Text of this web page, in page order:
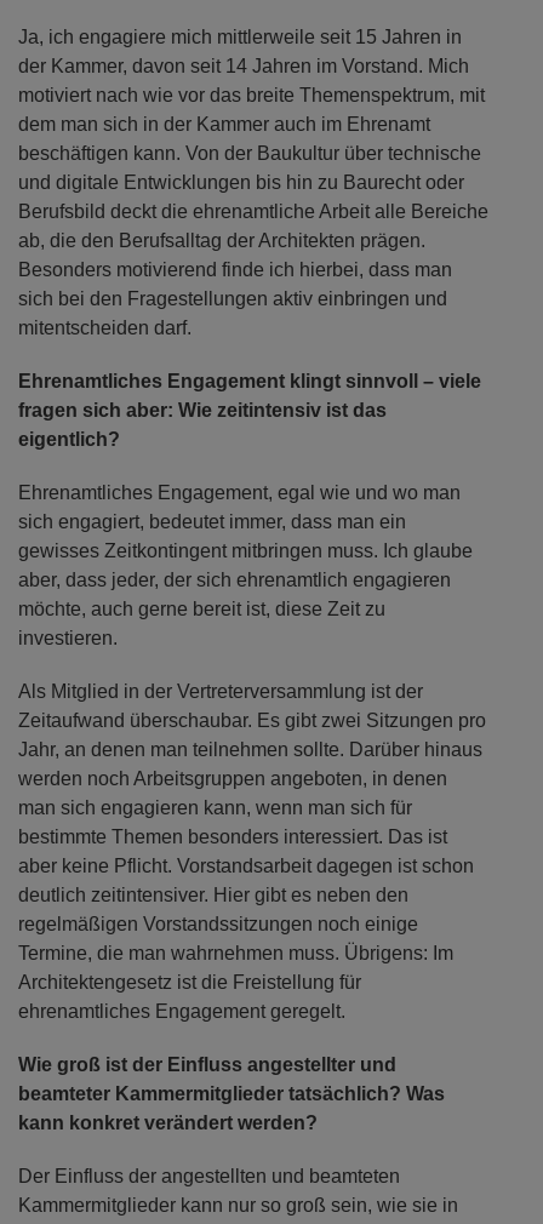
Ja, ich engagiere mich mittlerweile seit 15 Jahren in
der Kammer, davon seit 14 Jahren im Vorstand. Mich
motiviert nach wie vor das breite Themenspektrum, mit
dem man sich in der Kammer auch im Ehrenamt
beschäftigen kann. Von der Baukultur über technische
und digitale Entwicklungen bis hin zu Baurecht oder
Berufsbild deckt die ehrenamtliche Arbeit alle Bereiche
ab, die den Berufsalltag der Architekten prägen.
Besonders motivierend finde ich hierbei, dass man
sich bei den Fragestellungen aktiv einbringen und
mitentscheiden darf.
Ehrenamtliches Engagement klingt sinnvoll – viele
fragen sich aber: Wie zeitintensiv ist das
eigentlich?
Ehrenamtliches Engagement, egal wie und wo man
sich engagiert, bedeutet immer, dass man ein
gewisses Zeitkontingent mitbringen muss. Ich glaube
aber, dass jeder, der sich ehrenamtlich engagieren
möchte, auch gerne bereit ist, diese Zeit zu
investieren.
Als Mitglied in der Vertreterversammlung ist der
Zeitaufwand überschaubar. Es gibt zwei Sitzungen pro
Jahr, an denen man teilnehmen sollte. Darüber hinaus
werden noch Arbeitsgruppen angeboten, in denen
man sich engagieren kann, wenn man sich für
bestimmte Themen besonders interessiert. Das ist
aber keine Pflicht. Vorstandsarbeit dagegen ist schon
deutlich zeitintensiver. Hier gibt es neben den
regelmäßigen Vorstandssitzungen noch einige
Termine, die man wahrnehmen muss. Übrigens: Im
Architektengesetz ist die Freistellung für
ehrenamtliches Engagement geregelt.
Wie groß ist der Einfluss angestellter und
beamteter Kammermitglieder tatsächlich? Was
kann konkret verändert werden?
Der Einfluss der angestellten und beamteten
Kammermitglieder kann nur so groß sein, wie sie in